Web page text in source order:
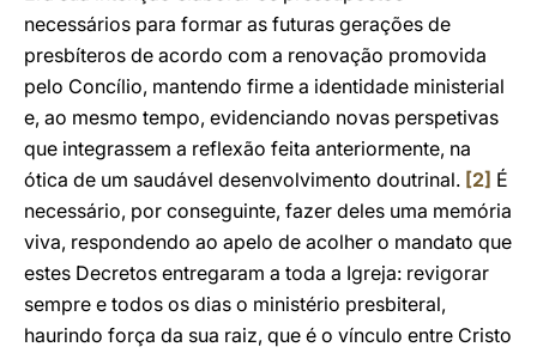
necessários para formar as futuras gerações de
presbíteros de acordo com a renovação promovida
pelo Concílio, mantendo firme a identidade ministerial
e, ao mesmo tempo, evidenciando novas perspetivas
que integrassem a reflexão feita anteriormente, na
ótica de um saudável desenvolvimento doutrinal. [2] É
necessário, por conseguinte, fazer deles uma memória
viva, respondendo ao apelo de acolher o mandato que
estes Decretos entregaram a toda a Igreja: revigorar
sempre e todos os dias o ministério presbiteral,
haurindo força da sua raiz, que é o vínculo entre Cristo